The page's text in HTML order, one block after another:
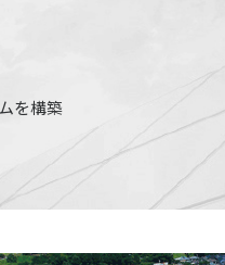
を構築